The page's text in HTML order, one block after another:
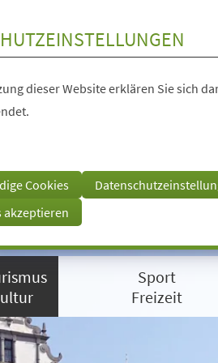
dieser Website erklären Sie sich
Cookies
akzeptieren
Sport
Freizeit